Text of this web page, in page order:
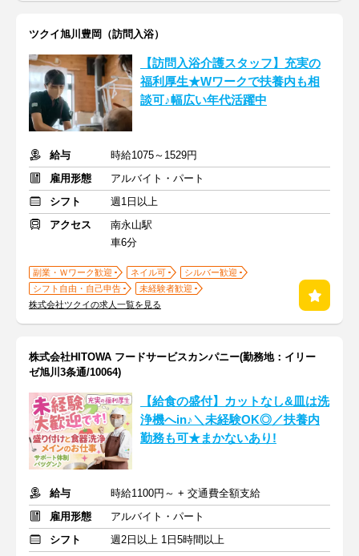
ツクイ旭川豊岡（訪問入浴）
【訪問入浴介護スタッフ】充実の
福利厚生★Wワークで扶養内も相
談可♪幅広い年代活躍中
給与
時給1075～1529円
雇用形態
アルバイト・パート
シフト
週1日以上
アクセス
南永山駅
車6分
副業・Ｗワーク歓迎 ネイル可
シルバー歓迎
シフト自由・自己申告
未経験者歓迎
株式会社ツクイの求人一覧を見る
株式会社HITOWA フードサービスカンパニー(勤務地：イリー
ゼ旭川3条通/10064)
【給食の盛付】カットなし&皿は洗
浄機へin♪＼未経験OK◎／扶養内
勤務も可★まかないあり!
給与
時給1100円～ + 交通費全額支給
雇用形態
アルバイト・パート
シフト
週2日以上 1日5時間以上